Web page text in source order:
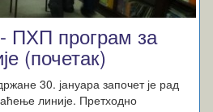
ПХП програм за
(почетак)
30. јануара започет је рад
линије. Претходно